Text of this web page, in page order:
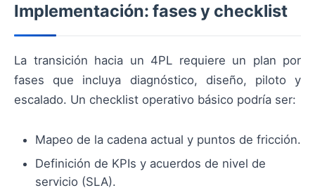
Implementación: fases y checklist
La transición hacia un 4PL requiere un plan por
fases que incluya diagnóstico, diseño, piloto y
escalado. Un checklist operativo básico podría ser:
Mapeo de la cadena actual y puntos de fricción.
Definición de KPIs y acuerdos de nivel de
servicio (SLA).